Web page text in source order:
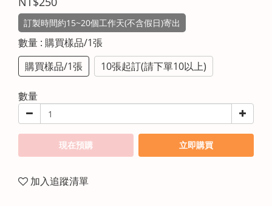
訂製時間約15~20個工作天(不含假日)寄出
數量 : 購買樣品/1張
購買樣品/1張
10張起訂(請下單10以上)
數量
現在預購 立即購買
加入追蹤清單